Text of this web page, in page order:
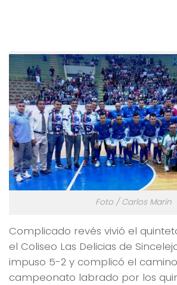
Foto / Carlos Marín
Complicado revés vivió el
el Coliseo Las Delicias de
impuso 5-2 y complicó el
campeonato labrado por los